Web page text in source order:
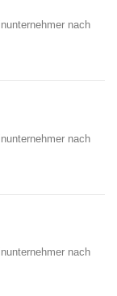
nach
nach
nach